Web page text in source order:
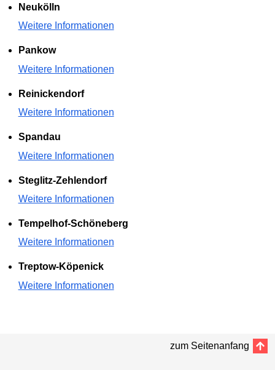
Neukölln
Weitere Informationen
Pankow
Weitere Informationen
Reinickendorf
Weitere Informationen
Spandau
Weitere Informationen
Steglitz-Zehlendorf
Weitere Informationen
Tempelhof-Schöneberg
Weitere Informationen
Treptow-Köpenick
Weitere Informationen
zum Seitenanfang